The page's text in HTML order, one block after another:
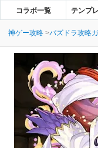
コラボ一覧 テンプ
神ゲー攻略 パズドラ攻略